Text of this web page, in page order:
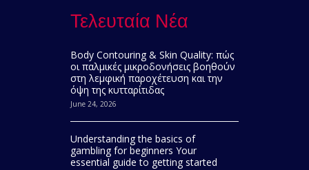
Τελευταία Νέα
Body Contouring & Skin Quality: πώς
οι παλμικές μικροδονήσεις βοηθούν
στη λεμφική παροχέτευση και την
όψη της κυτταρίτιδας
June 24, 2026
Understanding the basics of
gambling for beginners Your
essential guide to getting started